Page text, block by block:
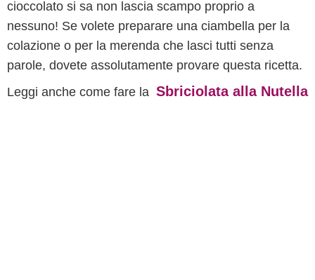
cioccolato si sa non lascia scampo proprio a
nessuno! Se volete preparare una ciambella per la
colazione o per la merenda che lasci tutti senza
parole, dovete assolutamente provare questa ricetta.
Leggi anche come fare la Sbriciolata alla Nutella